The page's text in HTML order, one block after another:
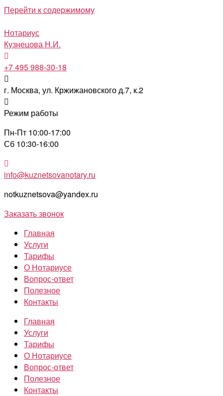
Перейти к содержимому
Нотариус
Кузнецова Н.И.
+7 495 988-30-18
г. Москва, ул. Кржижановского д.7, к.2
Режим работы
Пн-Пт 10:00-17:00
Сб 10:30-16:00
info@kuznetsovanotary.ru
notkuznetsova@yandex.ru
Заказать звонок
Главная
Услуги
Тарифы
О Нотариусе
Вопрос-ответ
Полезное
Контакты
Главная
Услуги
Тарифы
О Нотариусе
Вопрос-ответ
Полезное
Контакты